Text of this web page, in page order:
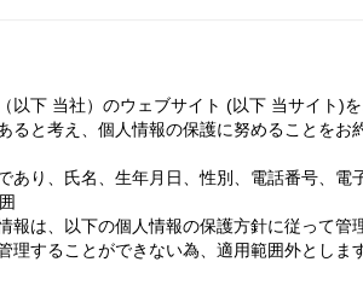
以下 当社）のウェブサイト (以下 当サイト)
ると考え、個人情報の保護に努めることをお
あり、氏名、生年月日、性別、電話番号、
報は、以下の個人情報の保護方針に従って
理することができない為、適用範囲外とします